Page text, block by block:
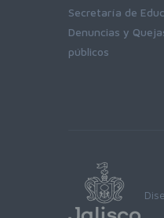
Secretaría de
Denuncias y
públicos